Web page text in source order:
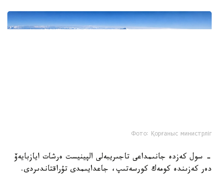
- سول كەزدە جانىمداعى تاجىريبەلى الپينيست ەرشات ايازبايەۆ